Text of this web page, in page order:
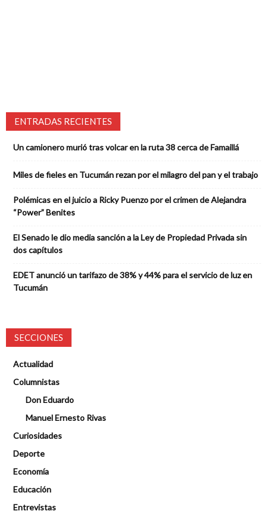
ENTRADAS RECIENTES
Un camionero murió tras volcar en la ruta 38 cerca de Famaillá
Miles de fieles en Tucumán rezan por el milagro del pan y el trabajo
Polémicas en el juicio a Ricky Puenzo por el crimen de Alejandra
“Power” Benites
El Senado le dio media sanción a la Ley de Propiedad Privada sin
dos capítulos
EDET anunció un tarifazo de 38% y 44% para el servicio de luz en
Tucumán
SECCIONES
Actualidad
Columnistas
Don Eduardo
Manuel Ernesto Rivas
Curiosidades
Deporte
Economía
Educación
Entrevistas